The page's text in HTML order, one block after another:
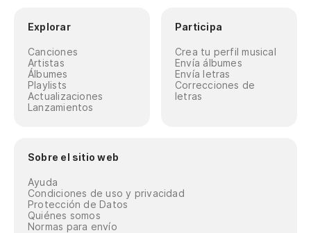
Explorar
Canciones
Artistas
Álbumes
Playlists
Actualizaciones
Lanzamientos
Participa
Crea tu perfil musical
Envía álbumes
Envía letras
Correcciones de
letras
Sobre el sitio web
Ayuda
Condiciones de uso y privacidad
Protección de Datos
Quiénes somos
Normas para envío